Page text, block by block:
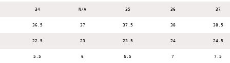
34 N/A 35 36 37
36.5 37 37.5 38 38.5
22.5 23 23.5 24 24.5
5.5 6 6.5 7 7.5